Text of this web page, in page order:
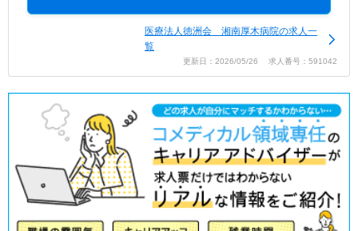
医療法人徳洲会 湘南厚木病院の求人一
覧
更新日：2026/05/26 求人番号：591042